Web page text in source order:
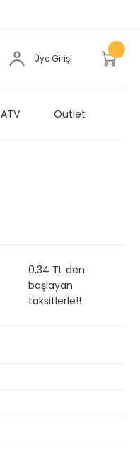
Üye Girişi
ATV Outlet
0,34 TL den
başlayan
taksitlerle!!